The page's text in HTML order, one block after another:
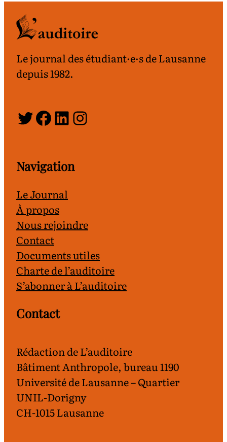
Le journal des étudiant·e·s de Lausanne
depuis 1982.
Twitter
Facebook
LinkedIn
Instagram
Navigation
Le Journal
À propos
Nous rejoindre
Contact
Documents utiles
Charte de l’auditoire
S’abonner à L’auditoire
Contact
Rédaction de L’auditoire
Bâtiment Anthropole, bureau 1190
Université de Lausanne – Quartier
UNIL-Dorigny
CH-1015 Lausanne